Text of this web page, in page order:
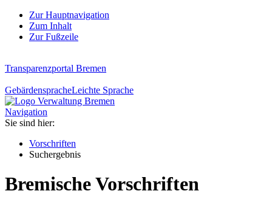
Zur Hauptnavigation
Zum Inhalt
Zur Fußzeile
Transparenzportal Bremen
GebärdenspracheLeichte Sprache
Navigation
Sie sind hier:
Vorschriften
Suchergebnis
Bremische Vorschriften